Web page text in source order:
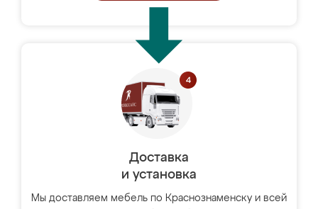
Доставка
и установка
Мы доставляем мебель по Краснознаменску и всей